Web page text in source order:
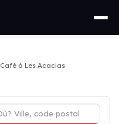
Café à Les Acacias